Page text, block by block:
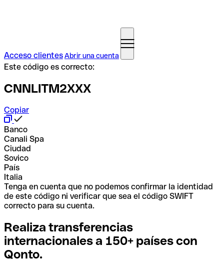
Acceso clientesAbrir una cuenta
Este código es correcto:
CNNLITM2XXX
Copiar
Banco
Canali Spa
Ciudad
Sovico
País
Italia
Tenga en cuenta que no podemos confirmar la identidad
de este código ni verificar que sea el código SWIFT
correcto para su cuenta.
Realiza transferencias
internacionales a 150+ países con
Qonto.